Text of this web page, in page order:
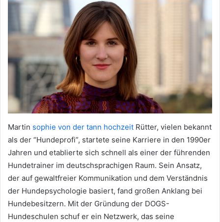
Martin sophie von der tann hochzeit Rütter, vielen bekannt
als der “Hundeprofi”, startete seine Karriere in den 1990er
Jahren und etablierte sich schnell als einer der führenden
Hundetrainer im deutschsprachigen Raum. Sein Ansatz,
der auf gewaltfreier Kommunikation und dem Verständnis
der Hundepsychologie basiert, fand großen Anklang bei
Hundebesitzern. Mit der Gründung der DOGS-
Hundeschulen schuf er ein Netzwerk, das seine